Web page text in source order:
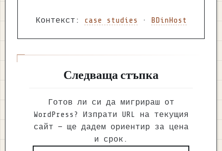
Контекст: case studies · BDinHost
Следваща стъпка
Готов ли си да мигрираш от
WordPress? Изпрати URL на текущия
сайт — ще дадем ориентир за цена
и срок.